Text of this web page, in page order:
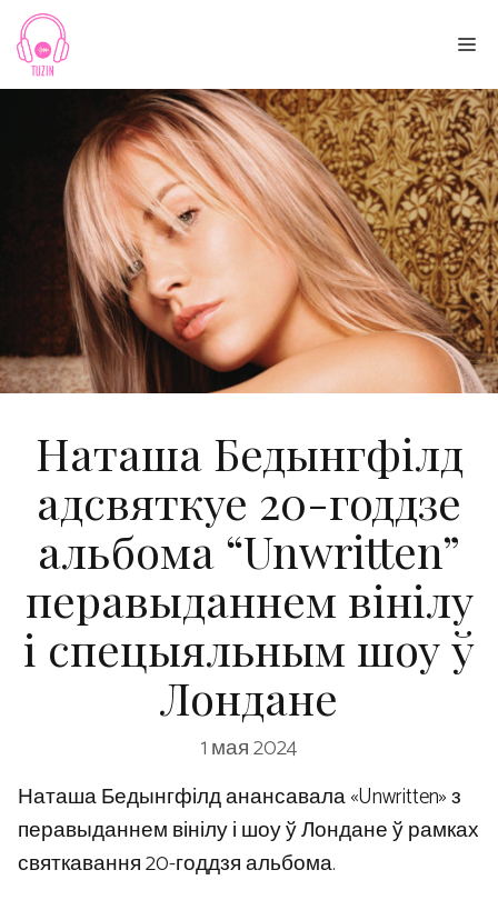
Skip
content
Наташа Бедынгфілд
адсвяткуе 20-годдзе
альбома “Unwritten”
перавыданнем вінілу
і спецыяльным шоу ў
Лондане
1 мая 2024
Наташа Бедынгфілд анансавала «Unwritten» з
перавыданнем вінілу і шоу ў Лондане ў рамках
святкавання 20-годдзя альбома.